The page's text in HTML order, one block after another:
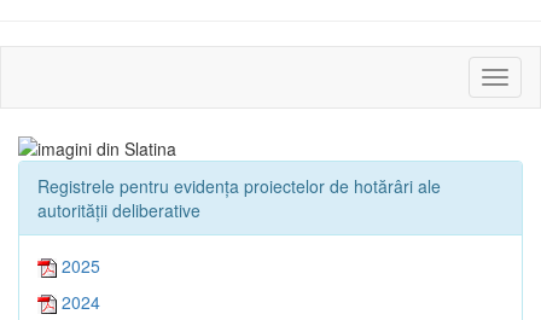
sau
Registrele pentru evidența proiectelor de hotărâri ale
autorității deliberative
2025
2024